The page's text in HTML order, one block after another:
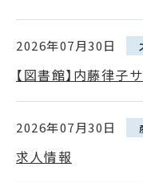
2026年07月30日
【図書館】内藤律子
2026年07月30日
求人情報